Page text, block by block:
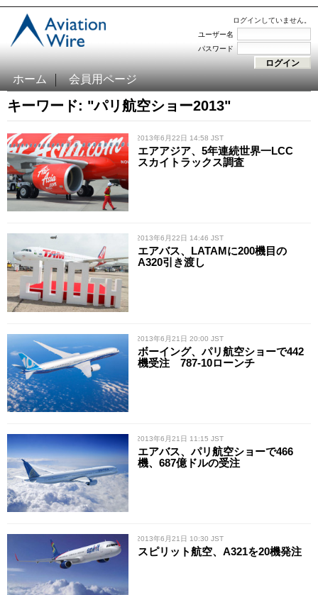
ログインしていません。
ユーザー名
パスワード
ホーム 会員用ページ
キーワード: "パリ航空ショー2013"
/ 2013年6月22日 14:58 JST
エアアジア、5年連続世界一LCC
スカイトラックス調査
/ 2013年6月22日 14:46 JST
エアバス、LATAMに200機目の
A320引き渡し
/ 2013年6月21日 20:00 JST
ボーイング、パリ航空ショーで442
機受注 787-10ローンチ
/ 2013年6月21日 11:15 JST
エアバス、パリ航空ショーで466
機、687億ドルの受注
/ 2013年6月21日 10:30 JST
スピリット航空、A321を20機発注